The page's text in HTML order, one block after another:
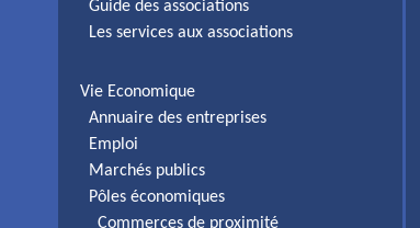
Guide des associations
Les services aux associations
Vie Economique
Annuaire des entreprises
Emploi
Marchés publics
Pôles économiques
Commerces de proximité